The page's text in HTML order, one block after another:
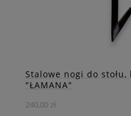
Stalowe nogi do
"ŁAMANA"
240,00 zł